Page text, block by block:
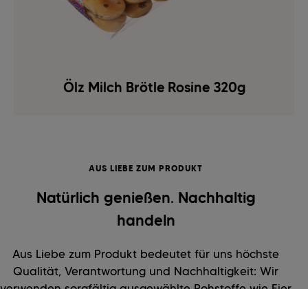
Ölz Milch Brötle Rosine 320g
AUS LIEBE ZUM PRODUKT
Natürlich genießen. Nachhaltig
handeln
Aus Liebe zum Produkt bedeutet für uns höchste
Qualität, Verantwortung und Nachhaltigkeit: Wir